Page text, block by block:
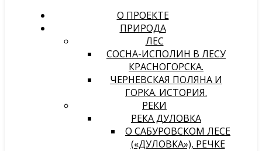
О ПРОЕКТЕ
ПРИРОДА
ЛЕС
СОСНА-ИСПОЛИН В ЛЕСУ
КРАСНОГОРСКА.
ЧЕРНЕВСКАЯ ПОЛЯНА И
ГОРКА. ИСТОРИЯ.
РЕКИ
РЕКА ДУЛОВКА
О САБУРОВСКОМ ЛЕСЕ
(«ДУЛОВКА»), РЕЧКЕ